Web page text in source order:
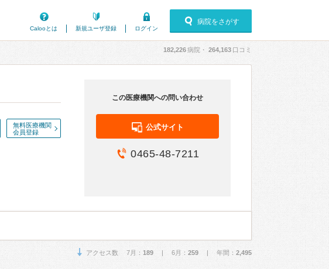
Calooとは
新規ユーザ登録 ログイン
病院をさがす
182,226病院・ 264,163 口コミ
無料医療機関
会員登録
この医療機関への問い合わせ
公式サイト
0465-48-7211
アクセス数 7月： 189 | 6月： 259 | 年間： 2,495